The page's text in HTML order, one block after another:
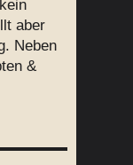
aber
Neben
&